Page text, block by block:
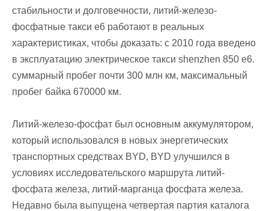
стабильности и долговечности, литий-железо-
фосфатные такси e6 работают в реальных
характеристиках, чтобы доказать: с 2010 года введено
в эксплуатацию электрическое такси shenzhen 850 e6.
суммарный пробег почти 300 млн км, максимальный
пробег байка 670000 км.
Литий-железо-фосфат был основным аккумулятором,
который использовался в новых энергетических
транспортных средствах BYD, BYD улучшился в
условиях исследовательского маршрута литий-
фосфата железа, литий-марганца фосфата железа.
Недавно была выпущена четвертая партия каталога